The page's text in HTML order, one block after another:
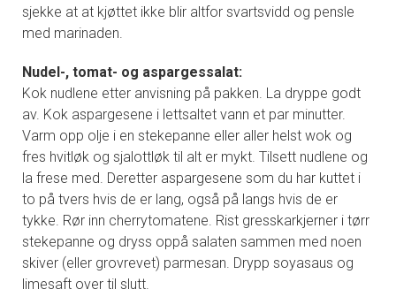
sjekke at at kjøttet ikke blir altfor svartsvidd og pensle
med marinaden.
Nudel-, tomat- og aspargessalat:
Kok nudlene etter anvisning på pakken. La dryppe godt
av. Kok aspargesene i lettsaltet vann et par minutter.
Varm opp olje i en stekepanne eller aller helst wok og
fres hvitløk og sjalottløk til alt er mykt. Tilsett nudlene og
la frese med. Deretter aspargesene som du har kuttet i
to på tvers hvis de er lang, også på langs hvis de er
tykke. Rør inn cherrytomatene. Rist gresskarkjerner i tørr
stekepanne og dryss oppå salaten sammen med noen
skiver (eller grovrevet) parmesan. Drypp soyasaus og
limesaft over til slutt.